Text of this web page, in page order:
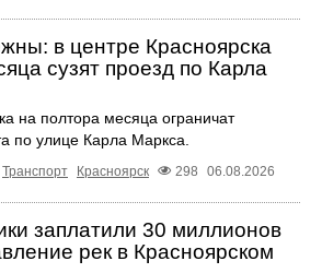
в центре Красноярска
сузят проезд по Карла
на полтора месяца ограничат
по улице Карла Маркса.
Транспорт Красноярск 298 06.08.2026
заплатили 30 миллионов
рек в Красноярском